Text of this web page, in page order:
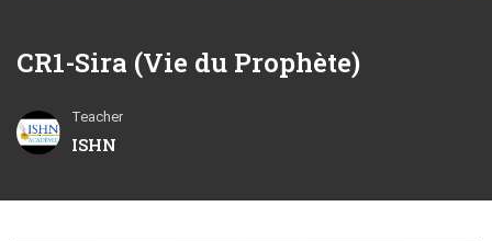
CR1-Sira (Vie du Prophète)
Teacher
ISHN